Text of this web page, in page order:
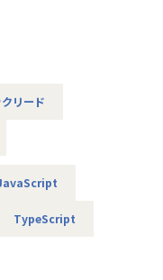
ことにワクワク
っての世界平和で
サービス「PROB
率化するプロダク
付け）と密結合し
だきます。
用市場を技術で革
リード
TypeScript